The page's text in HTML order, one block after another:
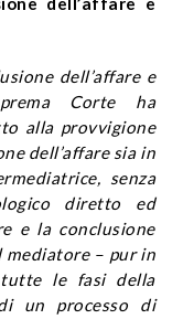
dell’affare e
Corte ha
alla provvigione
dell’affare sia in
senza
diretto ed
e la conclusione
mediatore – pur in
le fasi della
un processo di